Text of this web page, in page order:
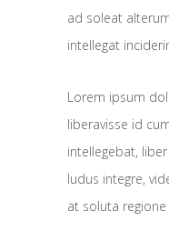
ad soleat
intellegat
Lorem ipsum
liberavisse id
intellegebat,
ludus integre,
at soluta